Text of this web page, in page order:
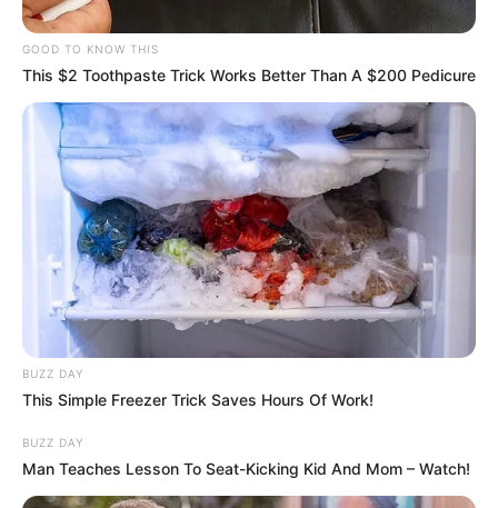
le 3 juillet prochain.
GOOD TO KNOW THIS
This $2 Toothpaste Trick Works Better Than A $200 Pedicure
BUZZ DAY
This Simple Freezer Trick Saves Hours Of Work!
BUZZ DAY
Man Teaches Lesson To Seat-Kicking Kid And Mom – Watch!